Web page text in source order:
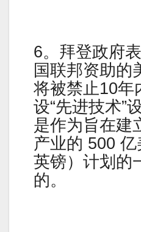
6。拜登政府
国联邦资助的
将被禁止10年
设“先进技术”
是作为旨在建
产业的 500
英镑）计划的
的。